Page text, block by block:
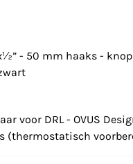
- 50 mm haaks -
voor DRL - OVUS
(thermostatisch